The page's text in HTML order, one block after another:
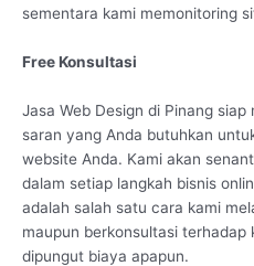
sementara kami memonitoring
Free Konsultasi
Jasa Web Design di Pinang
saran yang Anda butuhkan
website Anda. Kami akan
dalam setiap langkah bisnis
adalah salah satu cara kami
maupun berkonsultasi terhadap
dipungut biaya apapun.